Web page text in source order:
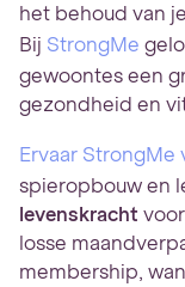
het behoud van
Bij StrongMe
gewoontes een
gezondheid en
Ervaar StrongMe
spieropbouw en
levenskracht
losse
membership,